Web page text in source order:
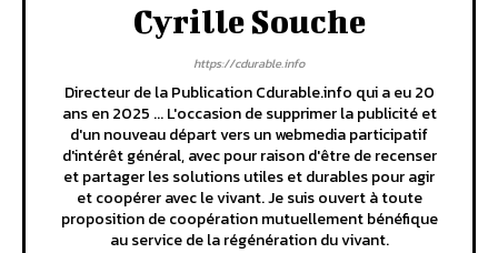
Cyrille Souche
https://cdurable.info
Directeur de la Publication Cdurable.info qui a eu 20
ans en 2025 ... L'occasion de supprimer la publicité et
d'un nouveau départ vers un webmedia participatif
d'intérêt général, avec pour raison d'être de recenser
et partager les solutions utiles et durables pour agir
et coopérer avec le vivant. Je suis ouvert à toute
proposition de coopération mutuellement bénéfique
au service de la régénération du vivant.